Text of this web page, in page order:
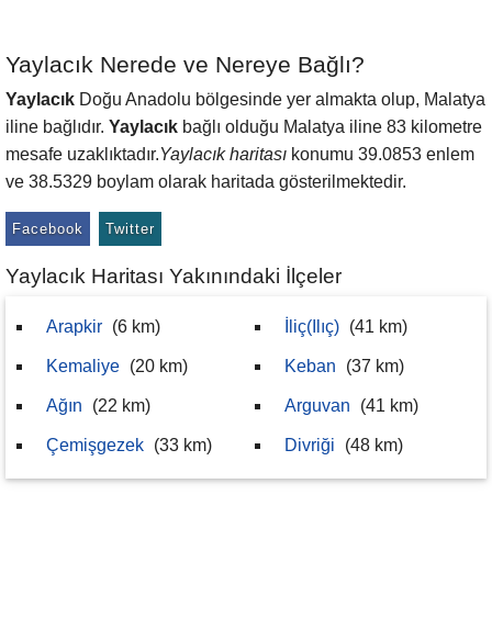
Yaylacık Nerede ve Nereye Bağlı?
Yaylacık Doğu Anadolu bölgesinde yer almakta olup, Malatya
iline bağlıdır. Yaylacık bağlı olduğu Malatya iline 83 kilometre
mesafe uzaklıktadır.Yaylacık haritası konumu 39.0853 enlem
ve 38.5329 boylam olarak haritada gösterilmektedir.
Facebook Twitter
Yaylacık Haritası Yakınındaki İlçeler
Arapkir (6 km)
Kemaliye (20 km)
Ağın (22 km)
Çemişgezek (33 km)
İliç(Ilıç) (41 km)
Keban (37 km)
Arguvan (41 km)
Divriği (48 km)